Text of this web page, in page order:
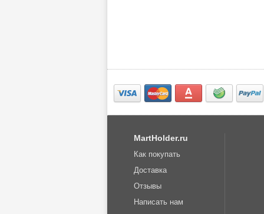
MartHolder.ru
Как покупать
Доставка
Отзывы
Написать нам